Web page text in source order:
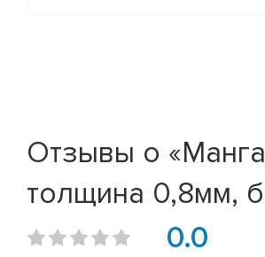
Отзывы о
толщина 0,8мм,
0.0